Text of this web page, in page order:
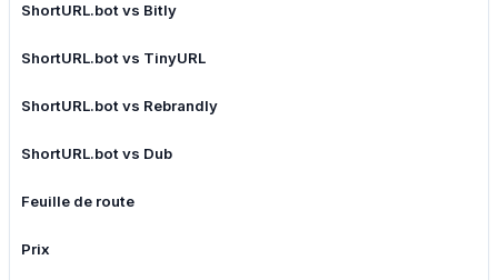
ShortURL.bot vs Bitly
ShortURL.bot vs TinyURL
ShortURL.bot vs Rebrandly
ShortURL.bot vs Dub
Feuille de route
Prix